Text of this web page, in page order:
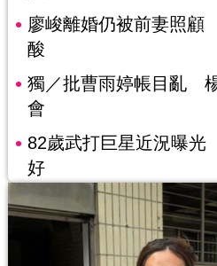
廖峻離婚仍被前妻照
酸
獨／批曹雨婷帳目亂
會
82歲武打巨星近況曝
好